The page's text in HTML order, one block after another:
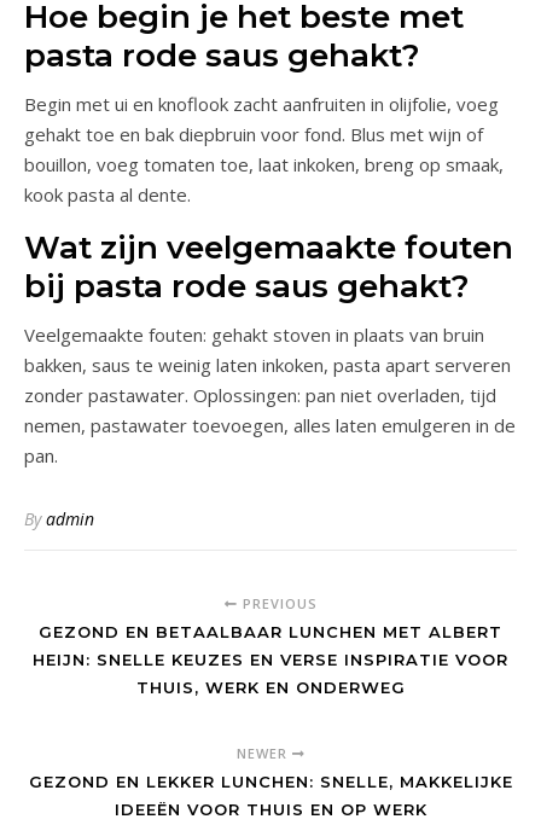
Hoe begin je het beste met
pasta rode saus gehakt?
Begin met ui en knoflook zacht aanfruiten in olijfolie, voeg
gehakt toe en bak diepbruin voor fond. Blus met wijn of
bouillon, voeg tomaten toe, laat inkoken, breng op smaak,
kook pasta al dente.
Wat zijn veelgemaakte fouten
bij pasta rode saus gehakt?
Veelgemaakte fouten: gehakt stoven in plaats van bruin
bakken, saus te weinig laten inkoken, pasta apart serveren
zonder pastawater. Oplossingen: pan niet overladen, tijd
nemen, pastawater toevoegen, alles laten emulgeren in de
pan.
Byadmin
PREVIOUS
GEZOND EN BETAALBAAR LUNCHEN MET ALBERT
HEIJN: SNELLE KEUZES EN VERSE INSPIRATIE VOOR
THUIS, WERK EN ONDERWEG
NEWER
GEZOND EN LEKKER LUNCHEN: SNELLE, MAKKELIJKE
IDEEËN VOOR THUIS EN OP WERK